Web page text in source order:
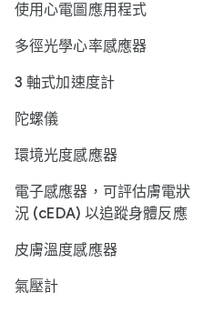
使用心電圖應用程式
多徑光學心率感應器
3 軸式加速度計
陀螺儀
環境光度感應器
電子感應器，可評估膚電狀
況 (cEDA) 以追蹤身體反應
皮膚溫度感應器
氣壓計